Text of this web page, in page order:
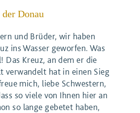
Donau
und Brüder, wir haben
ins Wasser geworfen. Was
Das Kreuz, an dem er die
verwandelt hat in einen Sieg
mich, liebe Schwestern,
so viele von Ihnen hier an
so lange gebetet haben,